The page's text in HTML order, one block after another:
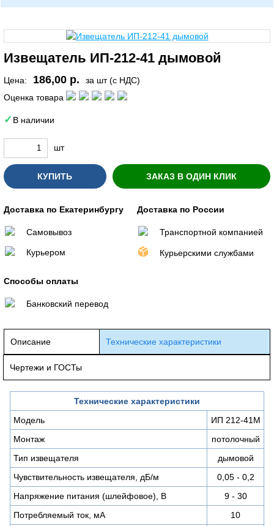
Извещатель ИП-212-41 дымовой
Цена: 186,00 р.
за шт (с НДС)
Оценка товара
В наличии
шт
КУПИТЬ ЗАКАЗ В ОДИН КЛИК
Доставка по Екатеринбургу
Самовывоз
Курьером
Доставка по России
Транспортной компанией
Курьерскими службами
Способы оплаты
Банковский перевод
Описание Технические характеристики
Чертежи и ГОСТы
Технические характеристики
Модель
ИП 212-41М
Монтаж
потолочный
Тип извещателя
дымовой
Чувствительность извещателя, дБ/м
0,05 - 0,2
Напряжение питания (шлейфовое), В
9 - 30
Потребляемый ток, мА
10